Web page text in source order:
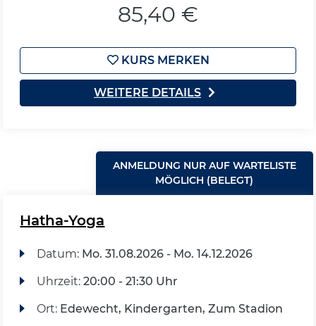
85,40 €
KURS MERKEN
WEITERE DETAILS
ANMELDUNG NUR AUF WARTELISTE
MÖGLICH (BELEGT)
Hatha-Yoga
Datum: Mo. 31.08.2026 - Mo. 14.12.2026
Uhrzeit: 20:00 - 21:30 Uhr
Ort: Edewecht, Kindergarten, Zum Stadion